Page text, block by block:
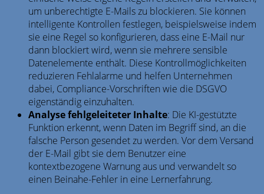
um unberechtigte E-Mails zu blockieren. Sie können
intelligente Kontrollen festlegen, beispielsweise indem
sie eine Regel so konfigurieren, dass eine E-Mail nur
dann blockiert wird, wenn sie mehrere sensible
Datenelemente enthält. Diese Kontrollmöglichkeiten
reduzieren Fehlalarme und helfen Unternehmen
dabei, Compliance-Vorschriften wie die DSGVO
eigenständig einzuhalten.
Analyse fehlgeleiteter Inhalte: Die KI-gestützte
Funktion erkennt, wenn Daten im Begriff sind, an die
falsche Person gesendet zu werden. Vor dem Versand
der E-Mail gibt sie dem Benutzer eine
kontextbezogene Warnung aus und verwandelt so
einen Beinahe-Fehler in eine Lernerfahrung.